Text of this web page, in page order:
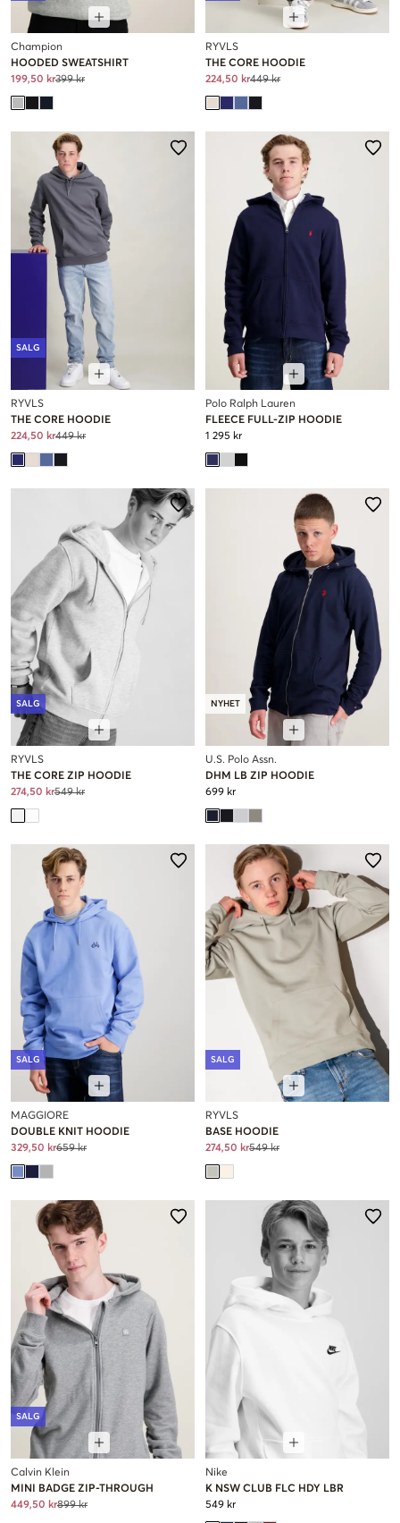
Champion
HOODED SWEATSHIRT
199,50 kr399 kr
RYVLS
THE CORE HOODIE
224,50 kr449 kr
SALG
RYVLS
THE CORE HOODIE
224,50 kr449 kr
Polo Ralph Lauren
FLEECE FULL-ZIP HOODIE
1 295 kr
SALG
RYVLS
THE CORE ZIP HOODIE
274,50 kr549 kr
NYHET
U.S. Polo Assn.
DHM LB ZIP HOODIE
699 kr
SALG
MAGGIORE
DOUBLE KNIT HOODIE
329,50 kr659 kr
SALG
RYVLS
BASE HOODIE
274,50 kr549 kr
SALG
Calvin Klein
MINI BADGE ZIP-THROUGH
449,50 kr899 kr
Nike
K NSW CLUB FLC HDY LBR
549 kr